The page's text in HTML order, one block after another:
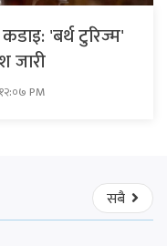
'बर्थ टुरिज्म'
जारी
PM
सबै